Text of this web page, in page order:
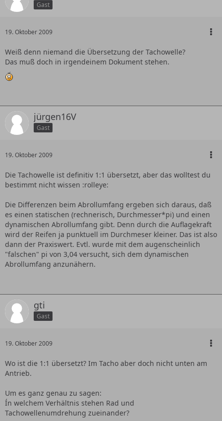
Gast
19. Oktober 2009
Weiß denn niemand die Übersetzung der Tachowelle?
Das muß doch in irgendeinem Dokument stehen.
jürgen16V
Gast
19. Oktober 2009
Die Tachowelle ist definitiv 1:1 übersetzt, aber das wolltest du
bestimmt nicht wissen :rolleye:
Die Differenzen beim Abrollumfang ergeben sich daraus, daß
es einen statischen (rechnerisch, Durchmesser*pi) und einen
dynamischen Abrollumfang gibt. Denn durch die Auflagekraft
wird der Reifen ja punktuell im Durchmeser kleiner. Das ist also
dann der Praxiswert. Evtl. wurde mit dem augenscheinlich
"falschen" pi von 3,04 versucht, sich dem dynamischen
Abrollumfang anzunähern.
gti
Gast
19. Oktober 2009
Wo ist die 1:1 übersetzt? Im Tacho aber doch nicht unten am
Antrieb.
Um es ganz genau zu sagen:
Ín welchem Verhältnis stehen Rad und
Tachowellenumdrehung zueinander?